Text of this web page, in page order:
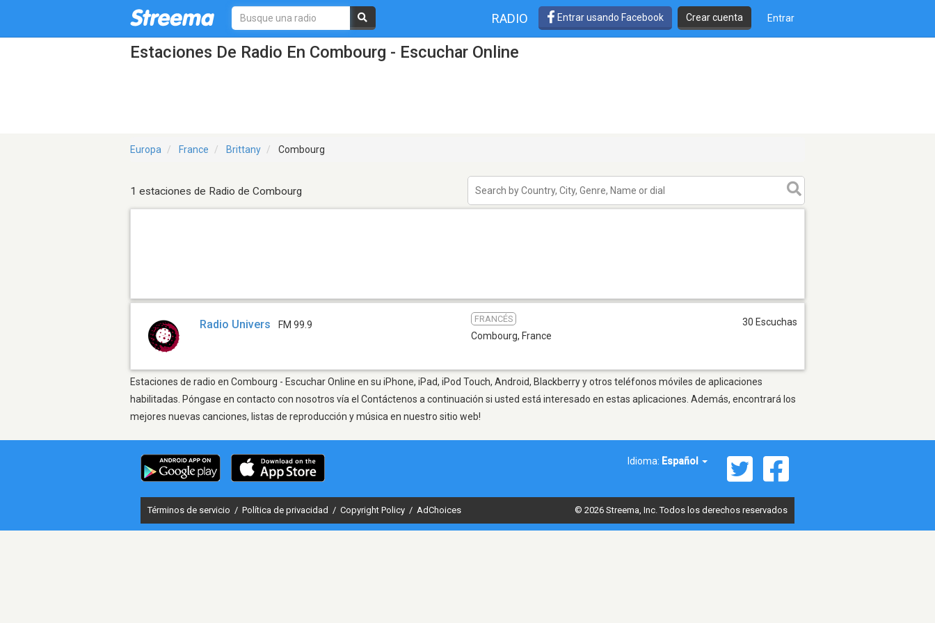
RADIO Entrar usando Facebook Crear cuenta Entrar
Estaciones De Radio En Combourg - Escuchar Online
Europa France Brittany Combourg
1 estaciones de Radio de Combourg
Radio Univers FM 99.9
FRANCÉS
Combourg, France
30 Escuchas
Estaciones de radio en Combourg - Escuchar Online en su iPhone, iPad, iPod Touch, Android, Blackberry y otros teléfonos móviles de aplicaciones
habilitadas. Póngase en contacto con nosotros vía el Contáctenos a continuación si usted está interesado en estas aplicaciones. Además, encontrará los
mejores nuevas canciones, listas de reproducción y música en nuestro sitio web!
Idioma: Español
Términos de servicio / Política de privacidad / Copyright Policy / AdChoices © 2026 Streema, Inc. Todos los derechos reservados